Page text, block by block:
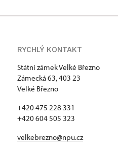
RYCHLÝ KONTAKT
Státní zámek Velké Březno
Zámecká 63, 403 23
Velké Březno
+420 475 228 331
+420 604 505 323
velkebrezno@npu.cz